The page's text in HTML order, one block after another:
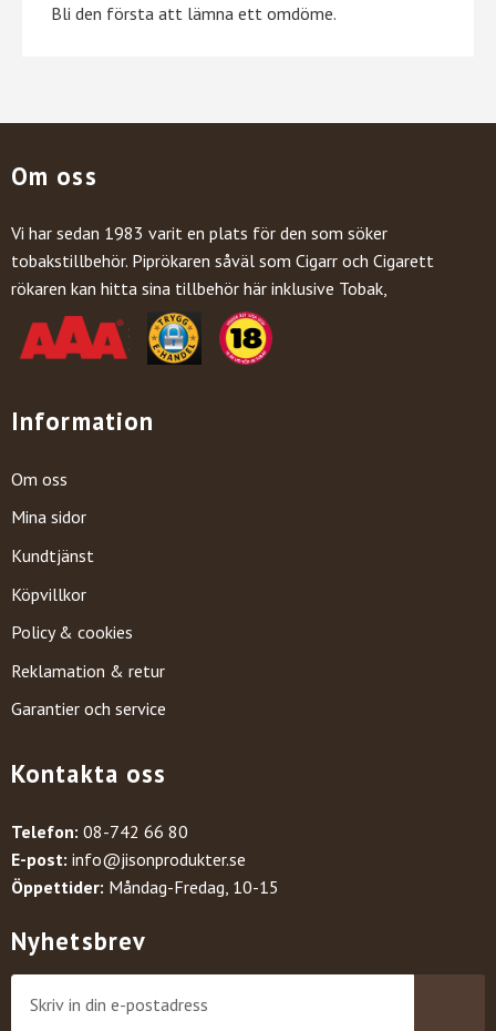
Bli den första att lämna ett omdöme.
Om oss
Vi har sedan 1983 varit en plats för den som söker
tobakstillbehör. Piprökaren såväl som Cigarr och Cigarett
rökaren kan hitta sina tillbehör här inklusive Tobak,
Information
Om oss
Mina sidor
Kundtjänst
Köpvillkor
Policy & cookies
Reklamation & retur
Garantier och service
Kontakta oss
Telefon: 08-742 66 80
E-post: info@jisonprodukter.se
Öppettider: Måndag-Fredag, 10-15
Nyhetsbrev